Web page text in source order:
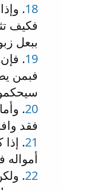
18
.
فكيف
ببعل
19
.
فبمن
20
.
فقد
21
.
أمواله
22
.